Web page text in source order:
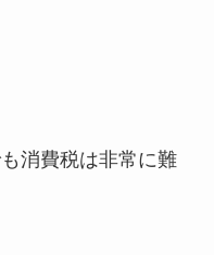
消費税は非常に難